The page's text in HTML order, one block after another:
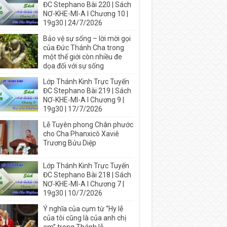
ĐC Stephano Bài 220 | Sách
NƠ-KHE-MI-A I Chương 10 |
19g30 | 24/7/2026
Bảo vệ sự sống – lời mời gọi
của Đức Thánh Cha trong
một thế giới còn nhiều đe
dọa đối với sự sống
Lớp Thánh Kinh Trực Tuyến
ĐC Stephano Bài 219 | Sách
NƠ-KHE-MI-A I Chương 9 |
19g30 | 17/7/2026
Lễ Tuyên phong Chân phước
cho Cha Phanxicô Xaviê
Trương Bửu Diệp
Lớp Thánh Kinh Trực Tuyến
ĐC Stephano Bài 218 | Sách
NƠ-KHE-MI-A I Chương 7 |
19g30 | 10/7/2026
Ý nghĩa của cụm từ “Hy lễ
của tôi cũng là của anh chị